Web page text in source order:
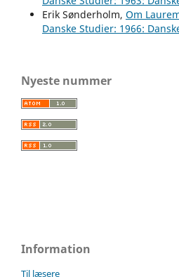
Erik Sønderholm, Om
Danske Studier: 1966:
Nyeste nummer
Information
Til læsere